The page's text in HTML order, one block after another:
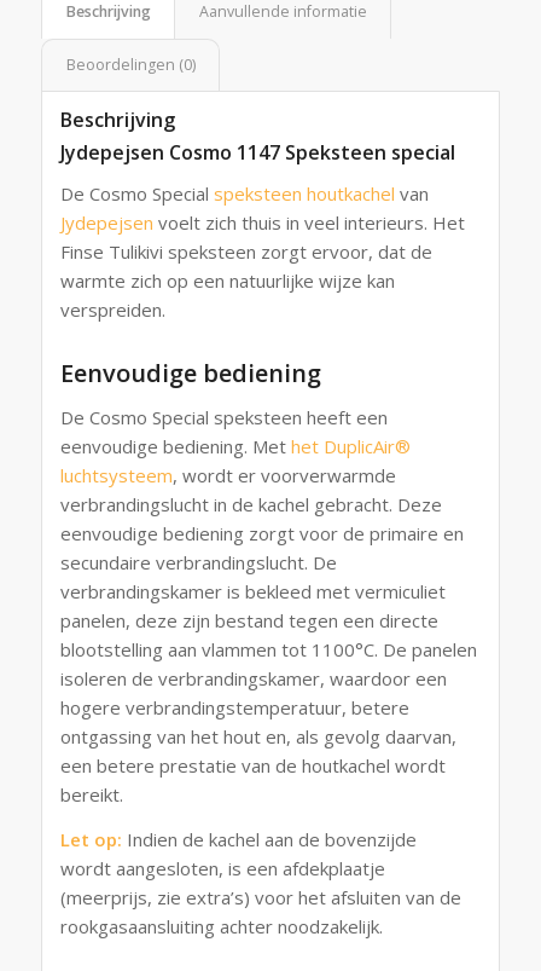
Beschrijving Aanvullende informatie
Beoordelingen (0)
Beschrijving
Jydepejsen Cosmo 1147 Speksteen special
De Cosmo Special speksteen houtkachel van
Jydepejsen voelt zich thuis in veel interieurs. Het
Finse Tulikivi speksteen zorgt ervoor, dat de
warmte zich op een natuurlijke wijze kan
verspreiden.
Eenvoudige bediening
De Cosmo Special speksteen heeft een
eenvoudige bediening. Met het DuplicAir®
luchtsysteem, wordt er voorverwarmde
verbrandingslucht in de kachel gebracht. Deze
eenvoudige bediening zorgt voor de primaire en
secundaire verbrandingslucht. De
verbrandingskamer is bekleed met vermiculiet
panelen, deze zijn bestand tegen een directe
blootstelling aan vlammen tot 1100°C. De panelen
isoleren de verbrandingskamer, waardoor een
hogere verbrandingstemperatuur, betere
ontgassing van het hout en, als gevolg daarvan,
een betere prestatie van de houtkachel wordt
bereikt.
Let op: Indien de kachel aan de bovenzijde
wordt aangesloten, is een afdekplaatje
(meerprijs, zie extra’s) voor het afsluiten van de
rookgasaansluiting achter noodzakelijk.